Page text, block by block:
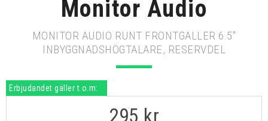
Monitor Audio
MONITOR AUDIO RUNT FRONTGALLER 6.5"
INBYGGNADSHÖGTALARE, RESERVDEL
Erbjudandet gäller t.o.m:
295 kr